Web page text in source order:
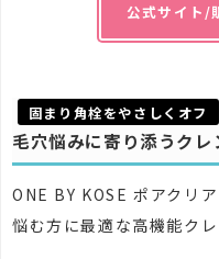
公式サイト/
固まり角栓をやさしくオフ
毛穴悩みに寄り添うクレ
ONE BY KOSE ポアクリ
悩む方に最適な高機能クレ